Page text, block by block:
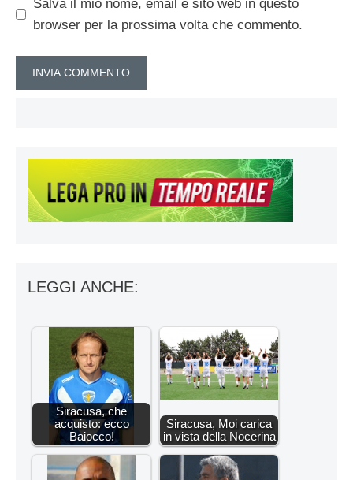
Salva il mio nome, email e sito web in questo
browser per la prossima volta che commento.
LEGGI ANCHE:
Siracusa, che
acquisto: ecco
Baiocco!
Siracusa, Moi carica
in vista della Nocerina